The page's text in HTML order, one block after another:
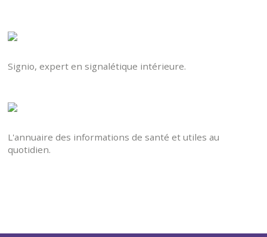
Signio, expert en signalétique intérieure.
L'annuaire des informations de santé et utiles au
quotidien.